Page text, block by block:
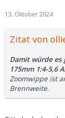
13. Oktober 2024
Zitat von
Damit würde es
175mm 1:4-5,6
Zoomwippe ist
Brennweite.